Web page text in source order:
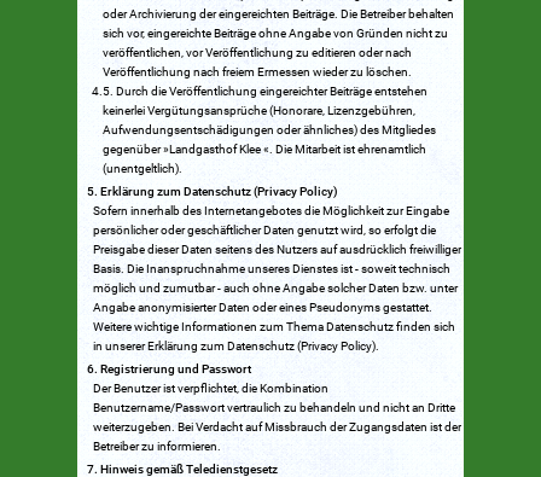
oder Archivierung der eingereichten Beiträge. Die Betreiber behalten
sich vor, eingereichte Beiträge ohne Angabe von Gründen nicht zu
veröffentlichen, vor Veröffentlichung zu editieren oder nach
Veröffentlichung nach freiem Ermessen wieder zu löschen.
Durch die Veröffentlichung eingereichter Beiträge entstehen
keinerlei Vergütungsansprüche (Honorare, Lizenzgebühren,
Aufwendungsentschädigungen oder ähnliches) des Mitgliedes
gegenüber »Landgasthof Klee «. Die Mitarbeit ist ehrenamtlich
(unentgeltlich).
Erklärung zum Datenschutz (Privacy Policy)
Sofern innerhalb des Internetangebotes die Möglichkeit zur Eingabe
persönlicher oder geschäftlicher Daten genutzt wird, so erfolgt die
Preisgabe dieser Daten seitens des Nutzers auf ausdrücklich freiwilliger
Basis. Die Inanspruchnahme unseres Dienstes ist - soweit technisch
möglich und zumutbar - auch ohne Angabe solcher Daten bzw. unter
Angabe anonymisierter Daten oder eines Pseudonyms gestattet.
Weitere wichtige Informationen zum Thema Datenschutz finden sich
in unserer Erklärung zum Datenschutz (Privacy Policy).
Registrierung und Passwort
Der Benutzer ist verpflichtet, die Kombination
Benutzername/Passwort vertraulich zu behandeln und nicht an Dritte
weiterzugeben. Bei Verdacht auf Missbrauch der Zugangsdaten ist der
Betreiber zu informieren.
Hinweis gemäß Teledienstgesetz